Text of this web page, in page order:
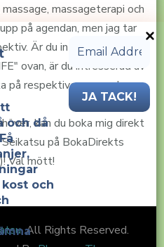
massageterapi och
på agendan, men jag tar
Är du intresserad av
ovan, är du intresserad av
på respektive menyval.
kan du boka mig direkt
på BokaDirekts
Väl mött!
. All Rights Reserved.
och då
och